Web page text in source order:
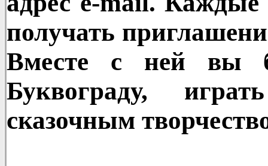
получать
Вместе с ней вы
Буквограду,
сказочным